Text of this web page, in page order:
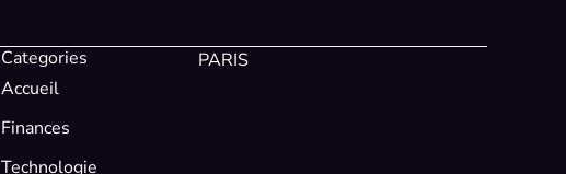
Categories
Accueil
Finances
Technologie
PARIS